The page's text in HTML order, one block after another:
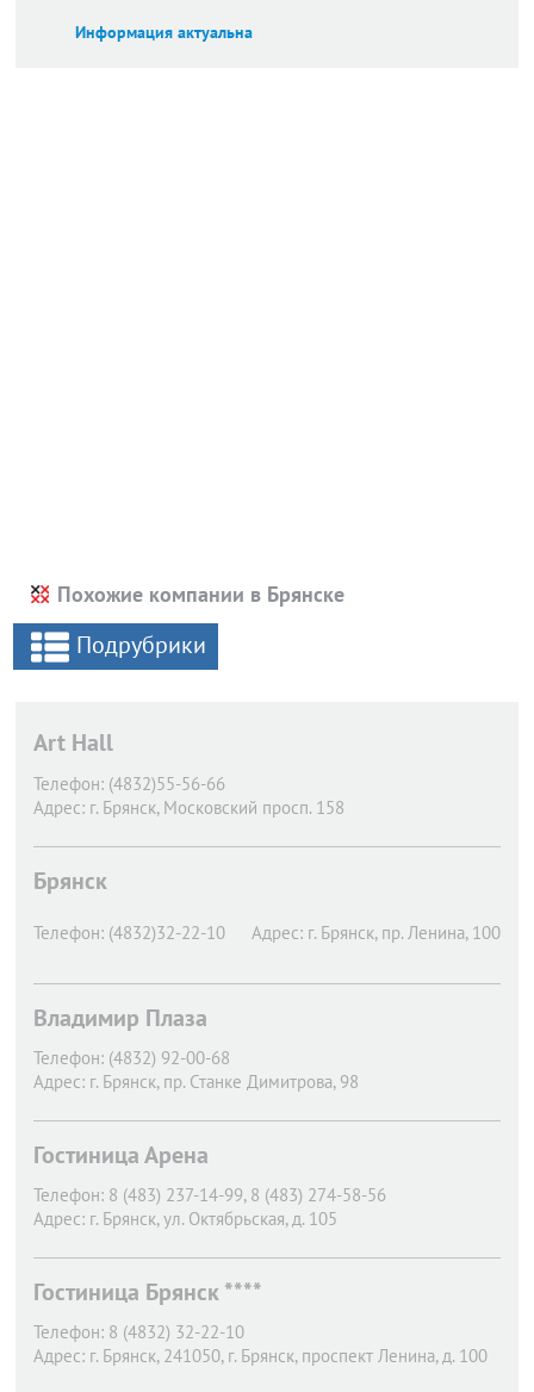
Информация актуальна
Похожие компании в Брянске
Подрубрики
Art Hall
Телефон: (4832)55-56-66
Адрес: г. Брянск, Московский просп. 158
Брянск
Телефон: (4832)32-22-10 Адрес: г. Брянск, пр. Ленина, 100
Владимир Плаза
Телефон: (4832) 92-00-68
Адрес: г. Брянск, пр. Станке Димитрова, 98
Гостиница Арена
Телефон: 8 (483) 237-14-99, 8 (483) 274-58-56
Адрес: г. Брянск, ул. Октябрьская, д. 105
Гостиница Брянск ****
Телефон: 8 (4832) 32-22-10
Адрес: г. Брянск, 241050, г. Брянск, проспект Ленина, д. 100